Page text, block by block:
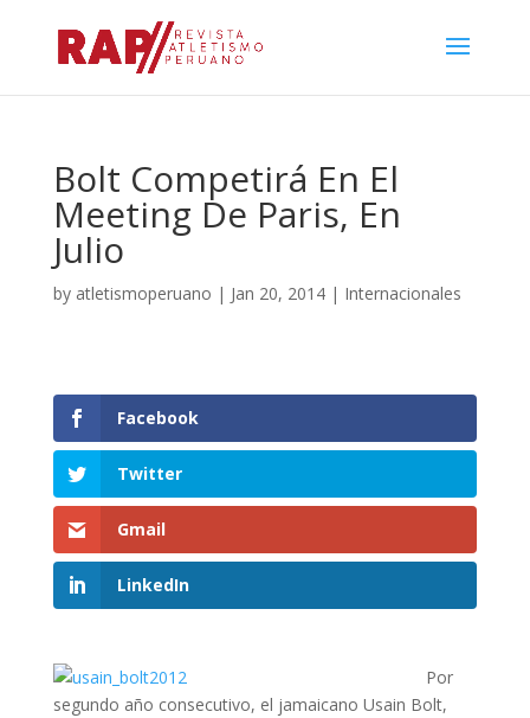
Bolt Competirá En El
Meeting De Paris, En
Julio
by atletismoperuano | Jan 20, 2014| Internacionales
Facebook
Twitter
Gmail
LinkedIn
Por
segundo año consecutivo, el jamaicano Usain Bolt,